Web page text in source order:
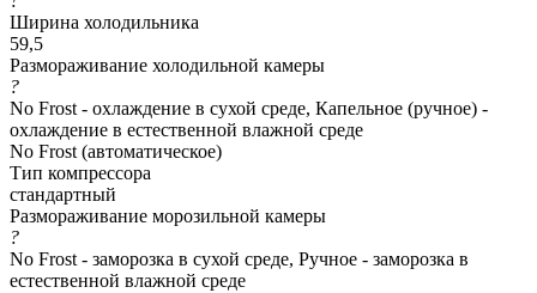
Ширина холодильника
59,5
Размораживание холодильной камеры
?
No Frost - охлаждение в сухой среде, Капельное (ручное) -
охлаждение в естественной влажной среде
No Frost (автоматическое)
Тип компрессора
стандартный
Размораживание морозильной камеры
?
No Frost - заморозка в сухой среде, Ручное - заморозка в
естественной влажной среде